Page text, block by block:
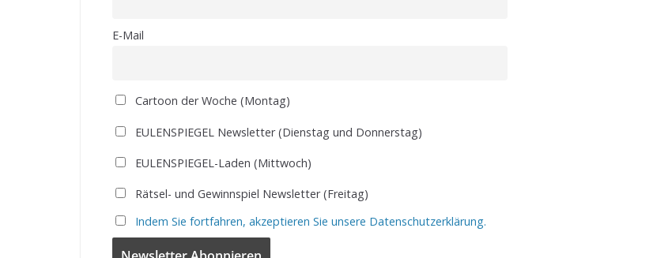
E-Mail
Cartoon der Woche (Montag)
EULENSPIEGEL Newsletter (Dienstag und Donnerstag)
EULENSPIEGEL-Laden (Mittwoch)
Rätsel- und Gewinnspiel Newsletter (Freitag)
Indem Sie fortfahren, akzeptieren Sie unsere Datenschutzerklärung.